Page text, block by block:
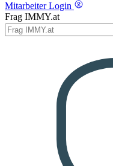
Mitarbeiter Login
Frag IMMY.at